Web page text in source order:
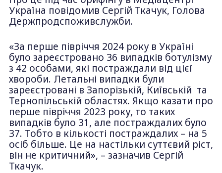
Україна повідомив Сергій Ткачук, Голова
Держпродспоживслужби.
«За перше півріччя 2024 року в Україні
було зареєстровано 36 випадків ботулізму
з 42 особами, які постраждали від цієї
хвороби. Летальні випадки були
зареєстровані в Запорізькій, Київській та
Тернопільській областях. Якщо казати про
перше півріччя 2023 року, то таких
випадків було 31, але постраждалих було
37. Тобто в кількості постраждалих – на 5
осіб більше. Це на настільки суттєвий ріст,
він не критичний», – зазначив Сергій
Ткачук.